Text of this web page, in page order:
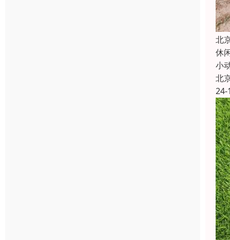
北
休
小
北
24-